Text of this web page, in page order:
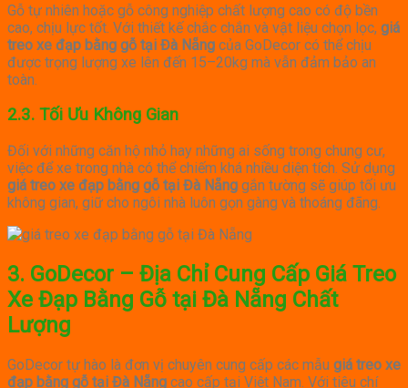
Gỗ tự nhiên hoặc gỗ công nghiệp chất lượng cao có độ bền
cao, chịu lực tốt. Với thiết kế chắc chắn và vật liệu chọn lọc, giá
treo xe đạp bằng gỗ tại Đà Nẵng của GoDecor có thể chịu
được trọng lượng xe lên đến 15–20kg mà vẫn đảm bảo an
toàn.
2.3. Tối Ưu Không Gian
Đối với những căn hộ nhỏ hay những ai sống trong chung cư,
việc để xe trong nhà có thể chiếm khá nhiều diện tích. Sử dụng
giá treo xe đạp bằng gỗ tại Đà Nẵng gắn tường sẽ giúp tối ưu
không gian, giữ cho ngôi nhà luôn gọn gàng và thoáng đãng.
3. GoDecor – Địa Chỉ Cung Cấp Giá Treo
Xe Đạp Bằng Gỗ tại Đà Nẵng Chất
Lượng
GoDecor tự hào là đơn vị chuyên cung cấp các mẫu giá treo xe
đạp bằng gỗ tại Đà Nẵng cao cấp tại Việt Nam. Với tiêu chí